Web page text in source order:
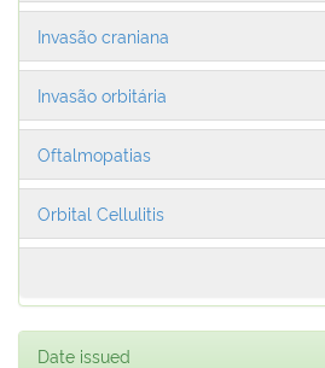
Invasão craniana
Invasão orbitária
Oftalmopatias
Orbital Cellulitis
Date issued